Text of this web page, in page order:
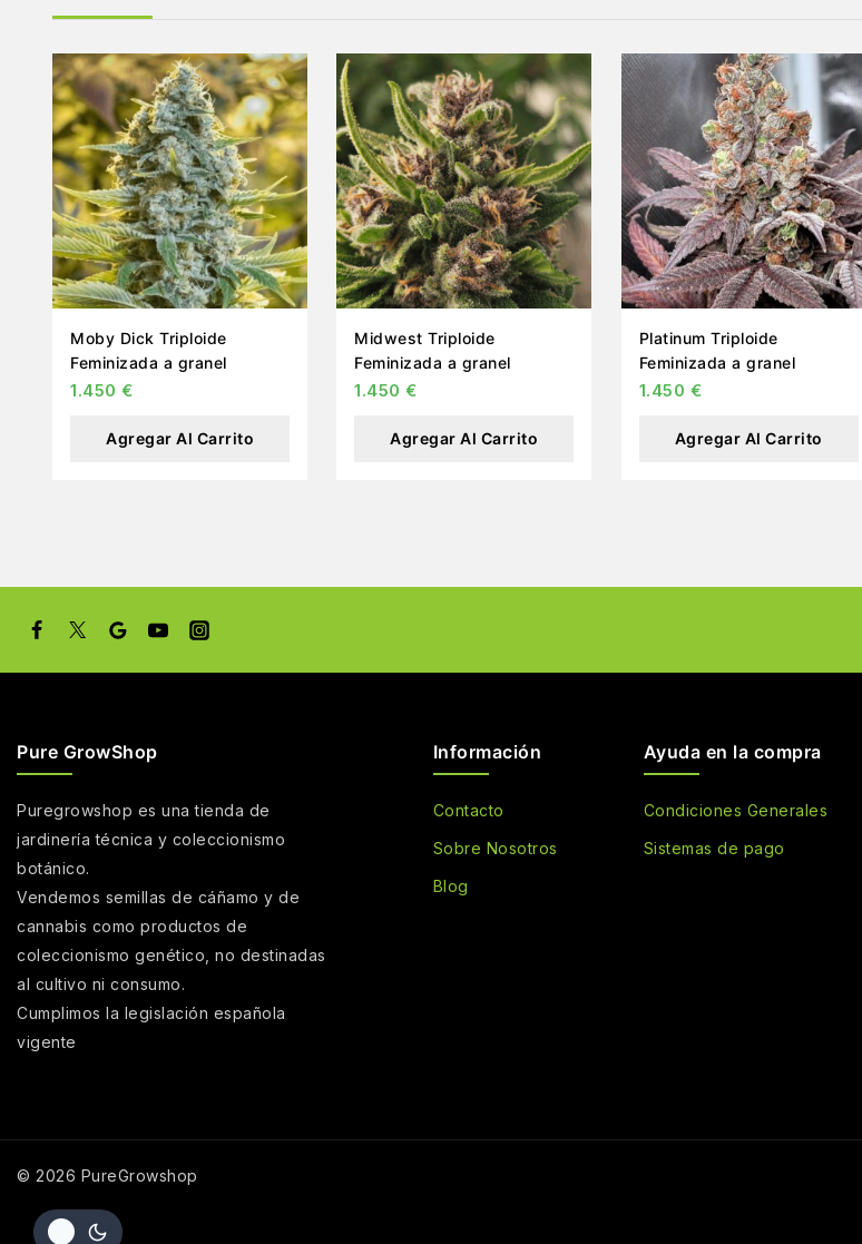
Moby Dick Triploide
Feminizada a granel
1.450 €
Agregar Al Carrito
Midwest Triploide
Feminizada a granel
1.450 €
Agregar Al Carrito
Platinum Triploide
Feminizada a granel
1.450 €
Agregar Al Carrito
Pure GrowShop
Puregrowshop es una tienda de
jardinería técnica y coleccionismo
botánico.
Vendemos semillas de cáñamo y de
cannabis como productos de
coleccionismo genético, no destinadas
al cultivo ni consumo.
Cumplimos la legislación española
vigente
Información
Contacto
Sobre Nosotros
Blog
Ayuda en la compra
Condiciones Generales
Sistemas de pago
© 2026 PureGrowshop